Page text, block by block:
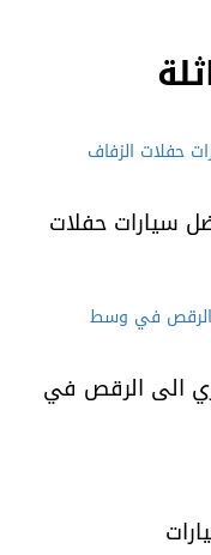
سيارات حفلات
الى الرقص في